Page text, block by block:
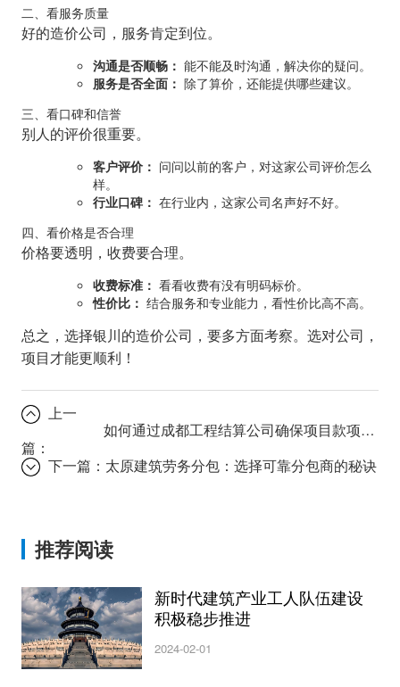
二、看服务质量
好的造价公司，服务肯定到位。
沟通是否顺畅： 能不能及时沟通，解决你的疑问。
服务是否全面： 除了算价，还能提供哪些建议。
三、看口碑和信誉
别人的评价很重要。
客户评价： 问问以前的客户，对这家公司评价怎么
样。
行业口碑： 在行业内，这家公司名声好不好。
四、看价格是否合理
价格要透明，收费要合理。
收费标准： 看看收费有没有明码标价。
性价比： 结合服务和专业能力，看性价比高不高。
总之，选择银川的造价公司，要多方面考察。选对公司，
项目才能更顺利！
上一
篇：
如何通过成都工程结算公司确保项目款项清晰透明？
下一篇： 太原建筑劳务分包：选择可靠分包商的秘诀
推荐阅读
新时代建筑产业工人队伍建设
积极稳步推进
2024-02-01